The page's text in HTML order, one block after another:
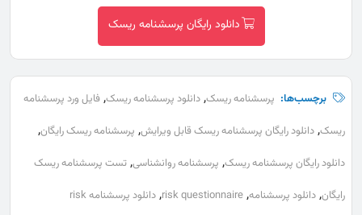
دانلود رایگان پرسشنامه ریسک
برچسب‌ها: پرسشنامه ریسک, دانلود پرسشنامه ریسک, فایل ورد پرسشنامه
ریسک, دانلود رایگان پرسشنامه ریسک قابل ویرایش, پرسشنامه ریسک رایگان,
دانلود رایگان پرسشنامه ریسک, پرسشنامه روانشناسی, تست پرسشنامه ریسک
رایگان, دانلود پرسشنامه,
risk questionnaire
,
دانلود پرسشنامه risk